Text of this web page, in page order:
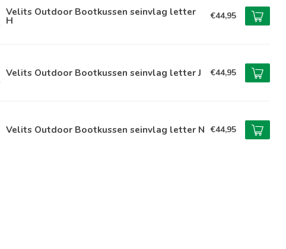
Velits Outdoor Bootkussen seinvlag letter
H €44,95
Velits Outdoor Bootkussen seinvlag letter J €44,95
Velits Outdoor Bootkussen seinvlag letter N €44,95